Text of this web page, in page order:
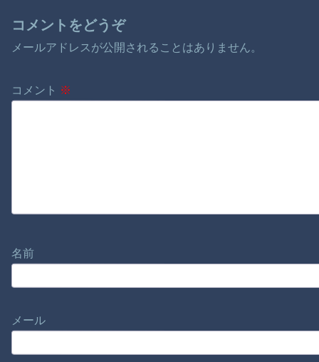
コメントをどうぞ
メールアドレスが公開されることはありません。
コメント ※
名前
メール